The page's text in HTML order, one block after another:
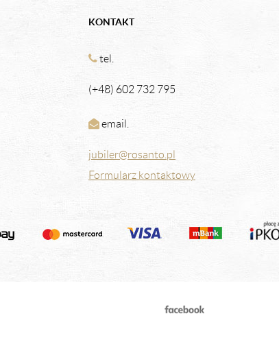
KONTAKT
tel.
(+48) 602 732 795
email.
jubiler@rosanto.pl
Formularz kontaktowy